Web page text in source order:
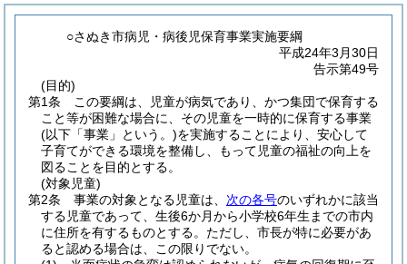
○さぬき市病児・病後児保育事業実施要綱
平成24年3月30日
告示第49号
(目的)
第1条
この要綱は、児童が病気であり、かつ集団で保育する
こと等が困難な場合に、その児童を一時的に保育する事業
(以下「事業」という。)を実施することにより、安心して
子育てができる環境を整備し、もって児童の福祉の向上を
図ることを目的とする。
(対象児童)
第2条
事業の対象となる児童は、 次の各号のいずれかに該当
する児童であって、生後6か月から小学校6年生までの市内
に住所を有するものとする。 ただし、市長が特に必要があ
ると認める場合は、この限りでない。